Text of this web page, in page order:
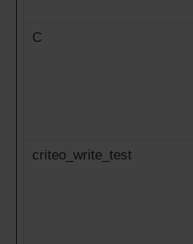
C
criteo_write_test